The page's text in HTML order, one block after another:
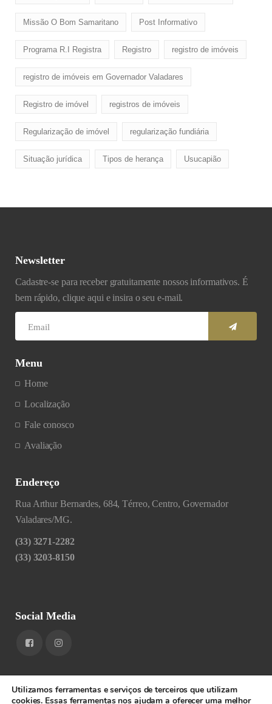
Missão O Bom Samaritano Post Informativo
Programa R.I Registra Registro registro de imóveis
registro de imóveis em Governador Valadares
Registro de imóvel registros de imóveis
Regularização de imóvel regularização fundiária
Situação jurídica Tipos de herança Usucapião
Newsletter
Cadastre-se para receber gratuitamente nossos informativos. É
bem rápido, clique aqui e insira o seu e-mail.
Menu
Home
Localização
Fale conosco
Avaliação
Endereço
Rua Arthur Bernardes, 684, Térreo, Centro, Governador
Valadares/MG.
(33) 3271-2282
(33) 3203-8150
Social Media
Utilizamos ferramentas e serviços de terceiros que utilizam
cookies. Essas ferramentas nos ajudam a oferecer uma melhor